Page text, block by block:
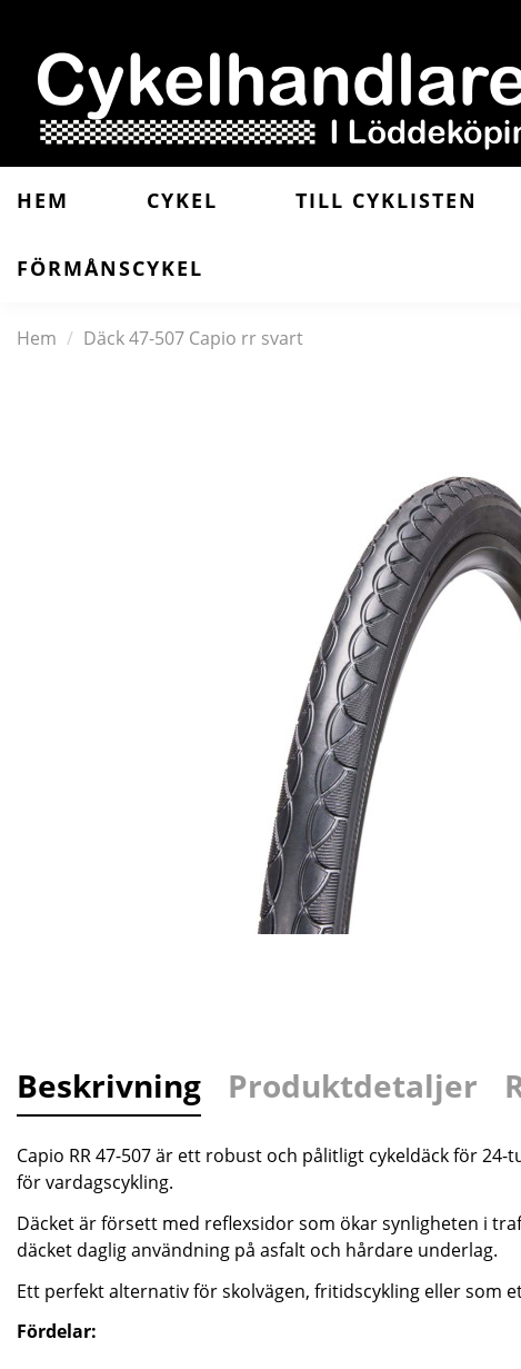
HEM CYKEL TILL CYKLISTEN
FÖRMÅNSCYKEL
Hem Däck 47-507 Capio rr svart
Beskrivning Produktdetaljer
Capio RR 47-507 är ett robust och pålitligt cykeldäck för
för vardagscykling.
Däcket är försett med reflexsidor som ökar synligheten i
däcket daglig användning på asfalt och hårdare underlag.
Ett perfekt alternativ för skolvägen, fritidscykling eller som
Fördelar: